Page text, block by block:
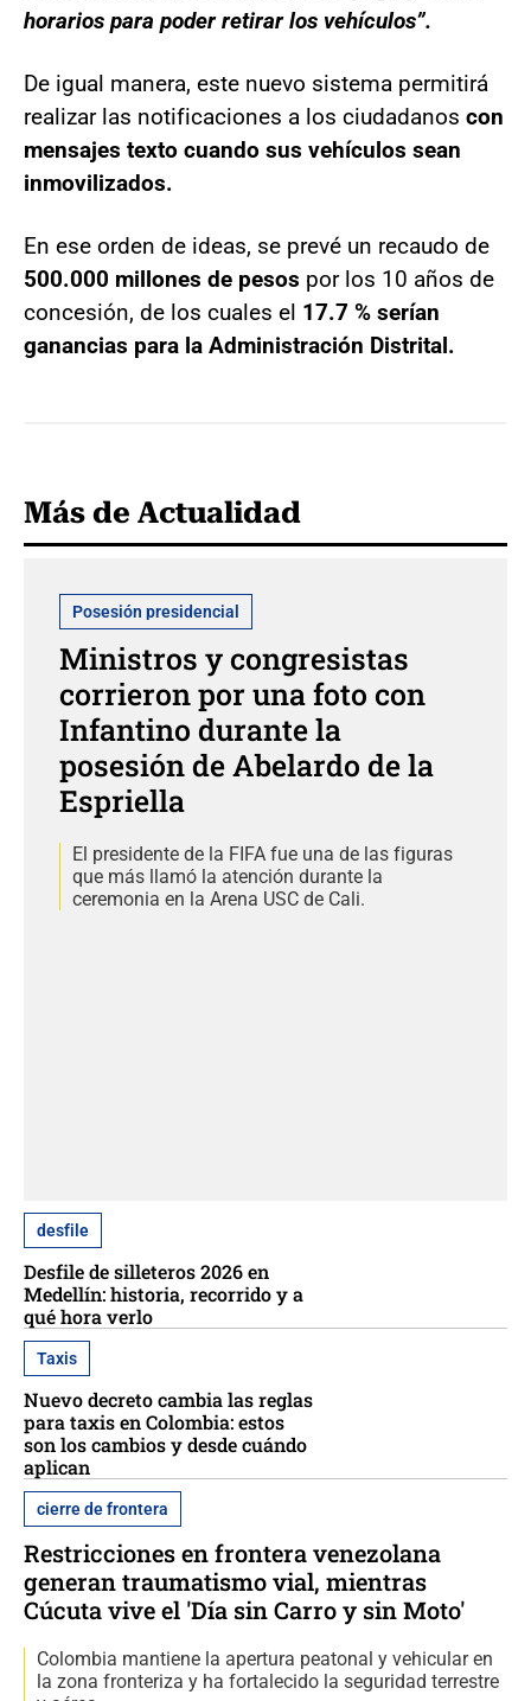
horarios para poder retirar los vehículos”.
De igual manera, este nuevo sistema permitirá
realizar las notificaciones a los ciudadanos con
mensajes texto cuando sus vehículos sean
inmovilizados.
En ese orden de ideas, se prevé un recaudo de
500.000 millones de pesos por los 10 años de
concesión, de los cuales el 17.7 % serían
ganancias para la Administración Distrital.
Más de Actualidad
Posesión presidencial
Ministros y congresistas
corrieron por una foto con
Infantino durante la
posesión de Abelardo de la
Espriella
El presidente de la FIFA fue una de las figuras
que más llamó la atención durante la
ceremonia en la Arena USC de Cali.
desfile
Desfile de silleteros 2026 en
Medellín: historia, recorrido y a
qué hora verlo
Taxis
Nuevo decreto cambia las reglas
para taxis en Colombia: estos
son los cambios y desde cuándo
aplican
cierre de frontera
Restricciones en frontera venezolana
generan traumatismo vial, mientras
Cúcuta vive el 'Día sin Carro y sin Moto'
Colombia mantiene la apertura peatonal y vehicular en
la zona fronteriza y ha fortalecido la seguridad terrestre